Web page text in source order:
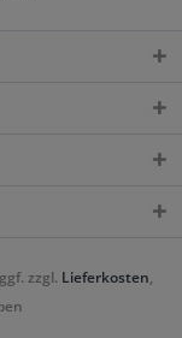
zzgl. Lieferkosten,